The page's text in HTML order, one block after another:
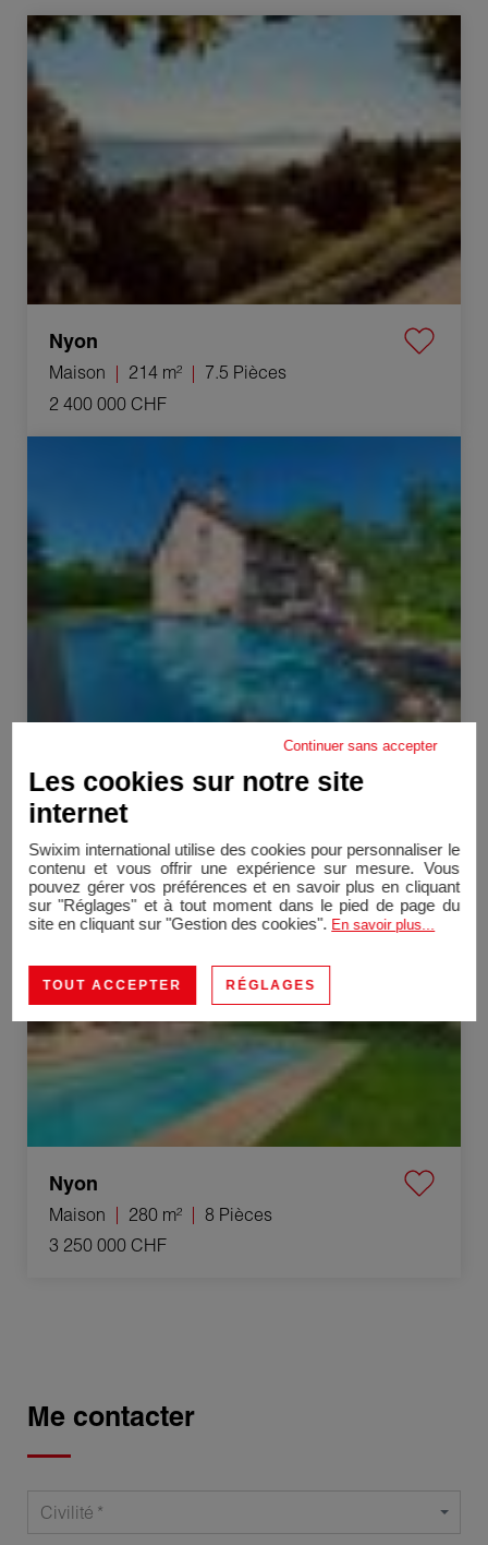
Vente Maison Nyon 7.5 Pièces 214 m²
Nyon
Maison 214 m²
7.5 Pièces
2 400 000 CHF
Maison 180 m²
5 Pièces
3 190 000 CHF
Vente Maison Nyon 8 Pièces 280 m²
Nyon
Maison 280 m²
8 Pièces
3 250 000 CHF
Me contacter
Civilité
Continuer sans accepter
Les cookies sur notre site
internet
Swixim international utilise des cookies pour personnaliser le
contenu et vous offrir une expérience sur mesure. Vous
pouvez gérer vos préférences et en savoir plus en cliquant
sur "Réglages" et à tout moment dans le pied de page du
site en cliquant sur "Gestion des cookies". En savoir plus...
TOUT ACCEPTER RÉGLAGES